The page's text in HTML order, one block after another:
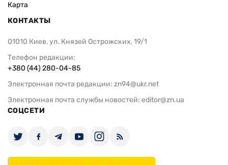
Карта
КОНТАКТЫ
01010 Киев, ул. Князей Острожских, 19/1
Телефон редакции:
+380 (44) 280-04-85
Электронная почта редакции: zn94@ukr.net
Электронная почта службы новостей: editor@zn.ua
СОЦСЕТИ